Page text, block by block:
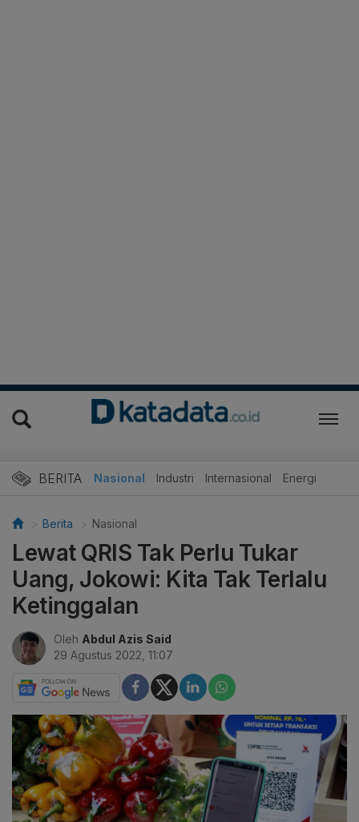
BERITA Nasional Industri Internasional Energi
Berita Nasional
Lewat QRIS Tak Perlu Tukar
Uang, Jokowi: Kita Tak Terlalu
Ketinggalan
Oleh Abdul Azis Said
29 Agustus 2022, 11:07